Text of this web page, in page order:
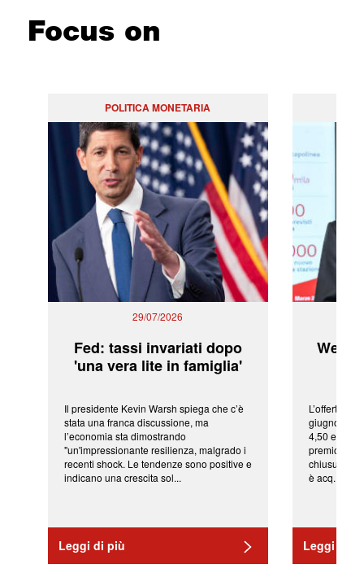
Focus on
POLITICA MONETARIA
29/07/2026
Fed: tassi invariati dopo
'una vera lite in famiglia'
Il presidente Kevin Warsh spiega che c’è
stata una franca discussione, ma
l’economia sta dimostrando
"un'impressionante resilienza, malgrado i
recenti shock. Le tendenze sono positive e
indicano una crescita sol...
Leggi di più
L’offerta
giugno da
4,50 euro
premio di
chiusura
è acq...
Leggi di